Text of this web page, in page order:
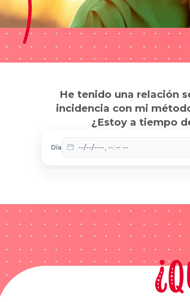
He tenido una relación
incidencia con mi
¿Estoy a tiempo
Día